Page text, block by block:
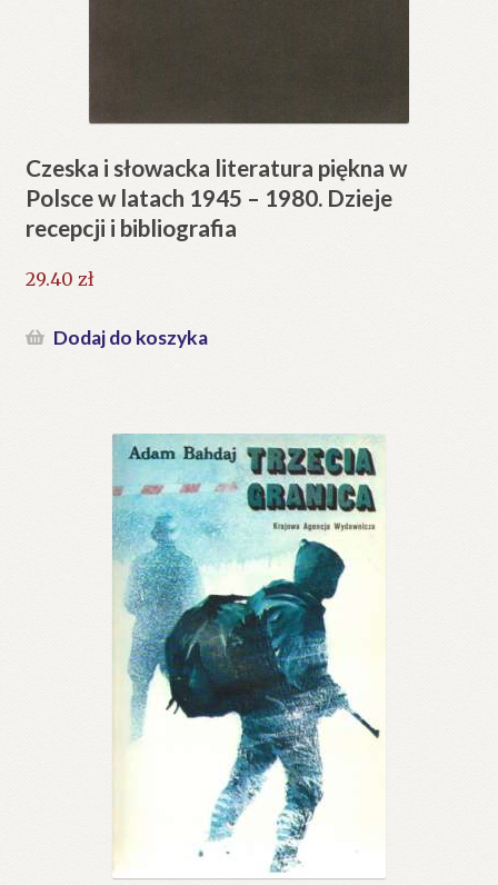
Czeska i słowacka literatura piękna w
Polsce w latach 1945 – 1980. Dzieje
recepcji i bibliografia
29.40 zł
Dodaj do koszyka